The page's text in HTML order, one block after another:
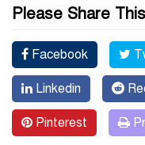
Please Share
Facebook
Linkedin
Pinterest